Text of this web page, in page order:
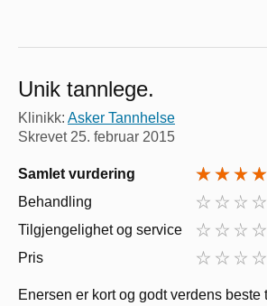
Unik tannlege.
Klinikk: Asker Tannhelse
Skrevet25. februar 2015
Samlet vurdering
Behandling
Tilgjengelighet og service
Pris
Enersen er kort og godt verdens beste